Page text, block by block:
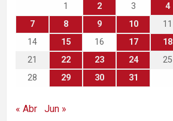
1
2 3 4
7
8 9 10 11
14
15 16 17 18
21
22 23 24 25
28
29 30 31
« Abr Jun »